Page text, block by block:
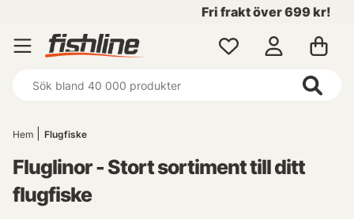
Fri frakt över 699 kr!
Hem Flugfiske
Fluglinor - Stort sortiment till ditt
flugfiske